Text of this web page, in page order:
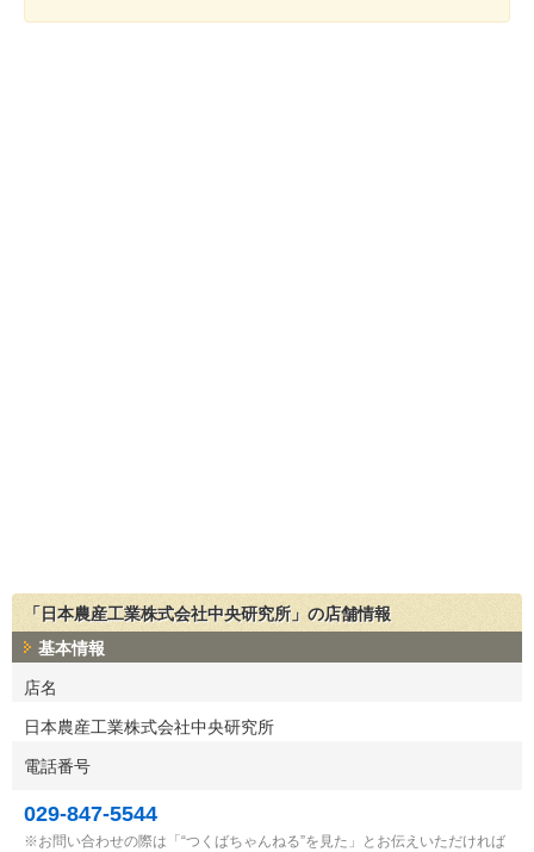
「日本農産工業株式会社中央研究所」の店舗情報
基本情報
店名
日本農産工業株式会社中央研究所
電話番号
029-847-5544
お問い合わせの際は「“つくばちゃんねる”を見た」とお伝えいただければ